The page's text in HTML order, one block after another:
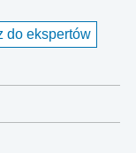
do ekspertów